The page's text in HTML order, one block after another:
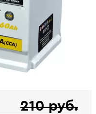
210 руб.